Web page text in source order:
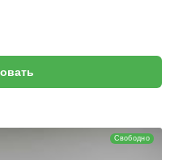
Свободно